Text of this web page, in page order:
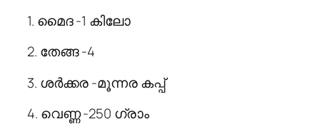
1. മൈദ -1 കിലോ
2. തേങ്ങ -4
3. ശര്‍ക്കര -മൂന്നര കപ്പ്
4. വെണ്ണ -250 ഗ്രാം